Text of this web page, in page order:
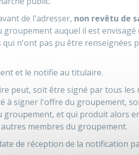
de l'adresser, non revêtu de
groupement auquel il est
n'ont pas pu être renseignées
et le notifie au titulaire.
peut, soit être signé par tous
à signer l'offre du groupement,
et qui produit alors
membres du groupement.
de réception de la notification